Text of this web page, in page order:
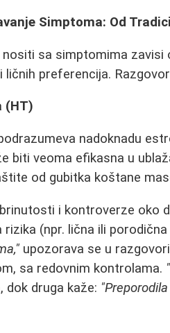
Simptoma: Od
sa simptomima
ličnih preferencija.
(HT)
nadoknadu
biti veoma efikasna u
od gubitka koštane
i kontroverze oko
(npr. lična ili
upozorava se u
sa redovnim kontrolama.
dok druga kaže: